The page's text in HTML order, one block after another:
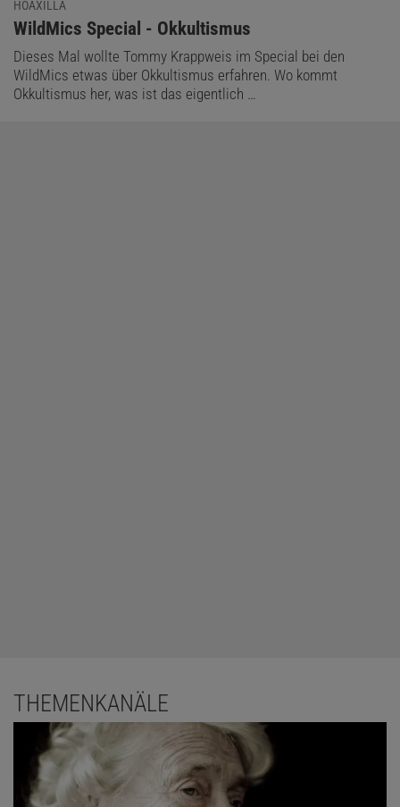
HOAXILLA
:
WildMics Special - Okkultismus
Dieses Mal wollte Tommy Krappweis im Special bei den
WildMics etwas über Okkultismus erfahren. Wo kommt
Okkultismus her, was ist das eigentlich …
THEMENKANÄLE